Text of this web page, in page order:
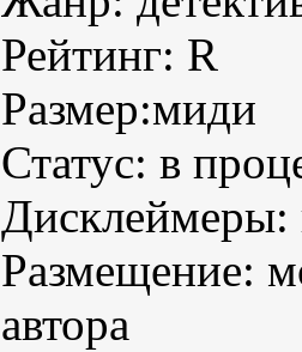
Рейтинг: R
Размер:миди
Статус: в
Дисклеймеры:
Размещение:
автора